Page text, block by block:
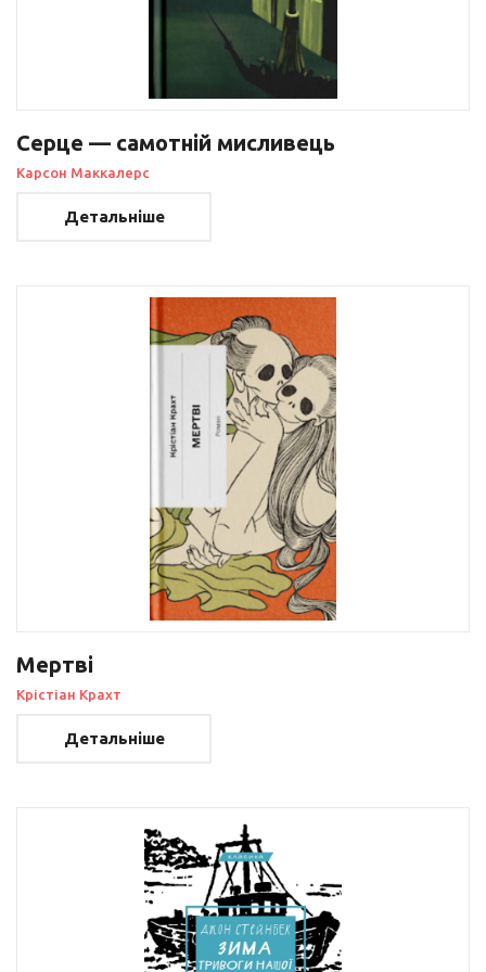
Серце — самотній мисливець
Карсон Маккалерс
Детальніше
Мертві
Крістіан Крахт
Детальніше